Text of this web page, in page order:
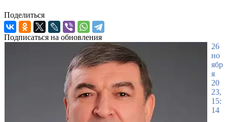
Поделиться
Подписаться на обновления
26
но
ябр
я
20
23,
15:
14